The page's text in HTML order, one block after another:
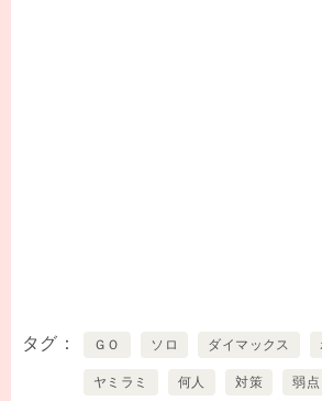
タグ ＧＯ ソロ ダイマックス
ヤミラミ 何人 対策 弱点